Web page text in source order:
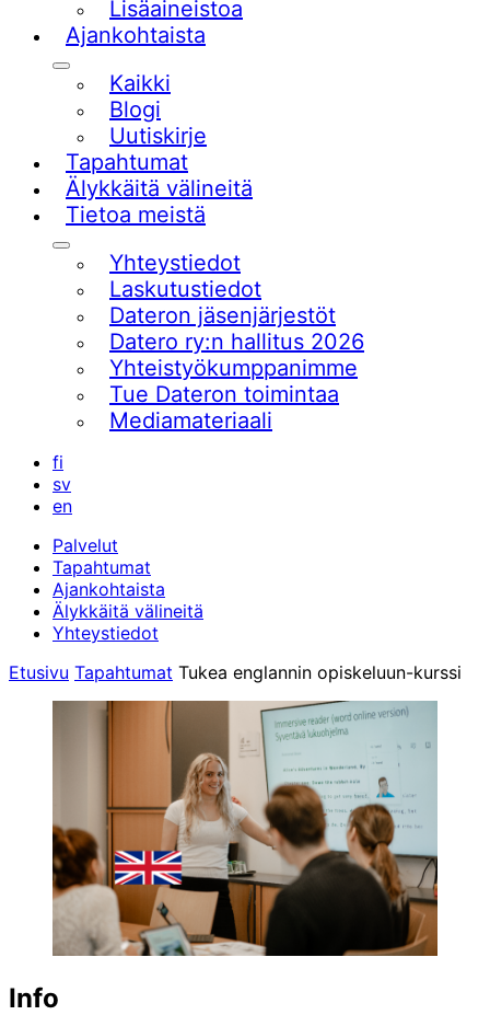
Lisäaineistoa
Ajankohtaista
AlavalikkoKaikki
Blogi
Uutiskirje
Tapahtumat
Älykkäitä välineitä
Tietoa meistä
AlavalikkoYhteystiedot
Laskutustiedot
Dateron jäsenjärjestöt
Datero ry:n hallitus 2026
Yhteistyökumppanimme
Tue Dateron toimintaa​
Mediamateriaali
fi
sv
en
Palvelut
Tapahtumat
Ajankohtaista
Älykkäitä välineitä
Yhteystiedot
Etusivu Tapahtumat Tukea englannin opiskeluun-kurssi
Info